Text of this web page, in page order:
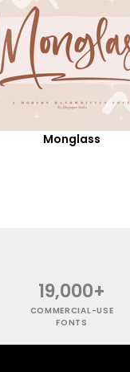
Monglass
19,000+
COMMERCIAL-USE
FONTS